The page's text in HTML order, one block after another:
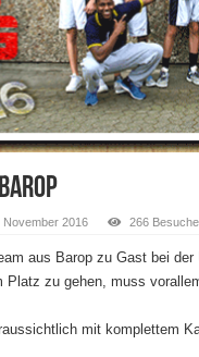
November 2016 266
aus Barop zu Gast bei der
Platz zu gehen, muss
mit komplettem